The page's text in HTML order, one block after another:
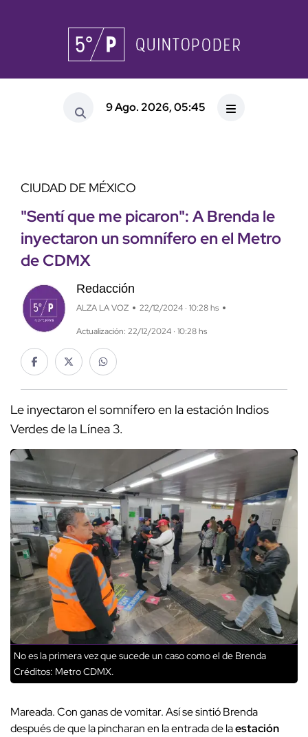
9 Ago. 2026, 05:45
CIUDAD DE MÉXICO
"Sentí que me picaron": A Brenda le
inyectaron un somnífero en el Metro
de CDMX
Redacción
ALZA LA VOZ 22/12/2024 · 10:28 hs
Actualización: 22/12/2024 · 10:28 hs
Le inyectaron el somnífero en la estación Indios
Verdes de la Línea 3.
No es la primera vez que sucede un caso como el de Brenda
Créditos: Metro CDMX.
Mareada. Con ganas de vomitar. Así se sintió Brenda
después de que la pincharan en la entrada de laestación